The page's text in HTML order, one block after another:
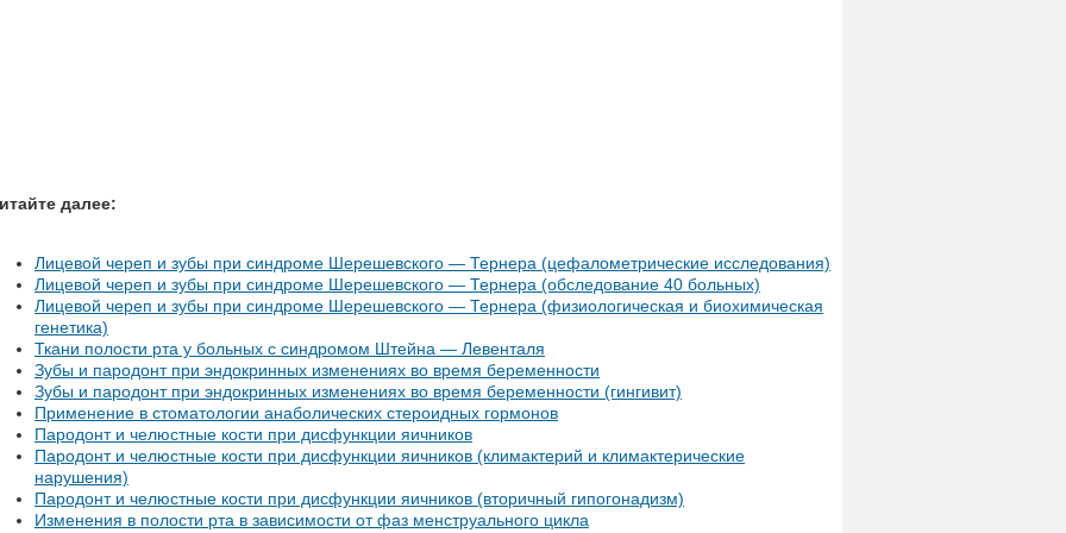
далее:
Лицевой череп и зубы при синдроме Шерешевского — Тернера (цефалометрические исследования)
Лицевой череп и зубы при синдроме Шерешевского — Тернера (обследование 40 больных)
Лицевой череп и зубы при синдроме Шерешевского — Тернера (физиологическая и биохимическая
генетика)
Ткани полости рта у больных с синдромом Штейна — Левенталя
Зубы и пародонт при эндокринных изменениях во время беременности
Зубы и пародонт при эндокринных изменениях во время беременности (гингивит)
Применение в стоматологии анаболических стероидных гормонов
Пародонт и челюстные кости при дисфункции яичников
Пародонт и челюстные кости при дисфункции яичников (климактерий и климактерические
нарушения)
Пародонт и челюстные кости при дисфункции яичников (вторичный гипогонадизм)
Изменения в полости рта в зависимости от фаз менструального цикла